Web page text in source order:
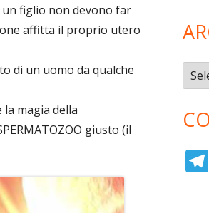
un figlio non devono far
affitta il proprio utero
di un uomo da qualche
magia della
giusto (il